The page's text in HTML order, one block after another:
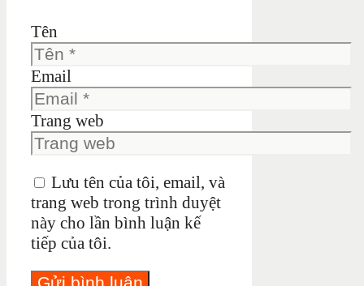
Tên
Email
Trang web
Lưu tên của tôi, email, và
trang web trong trình duyệt
này cho lần bình luận kế
tiếp của tôi.